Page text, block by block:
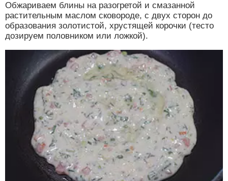
Обжариваем блины на разогретой и смазанной
растительным маслом сковороде, с двух сторон до
образования золотистой, хрустящей корочки (тесто
дозируем половником или ложкой).